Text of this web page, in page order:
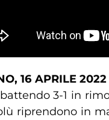
16 APRILE 2022
battendo 3-1 in
riprendono in